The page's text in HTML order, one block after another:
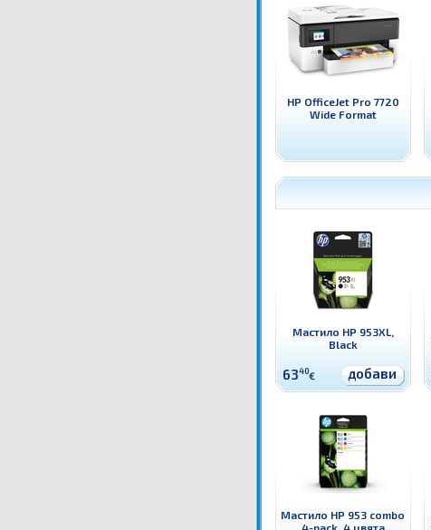
HP OfficeJet Pro 7720
Wide Format
Мастило HP 953XL,
Black
6340€ добави
Мастило HP 953 combo
4-pack, 4 цвята